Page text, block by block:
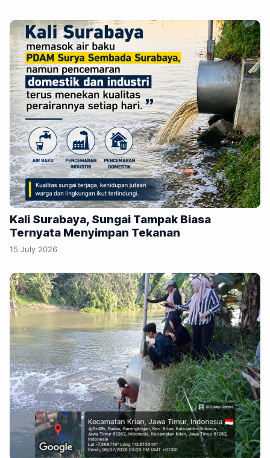
Kali Surabaya, Sungai Tampak Biasa
Ternyata Menyimpan Tekanan
15 July 2026